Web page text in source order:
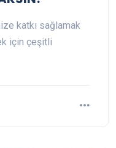
katkı sağlamak
için çeşitli